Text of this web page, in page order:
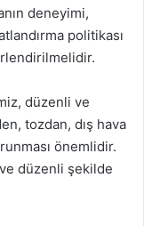
deneyimi,
politikası
düzenli ve
tozdan, dış hava
önemlidir.
düzenli şekilde